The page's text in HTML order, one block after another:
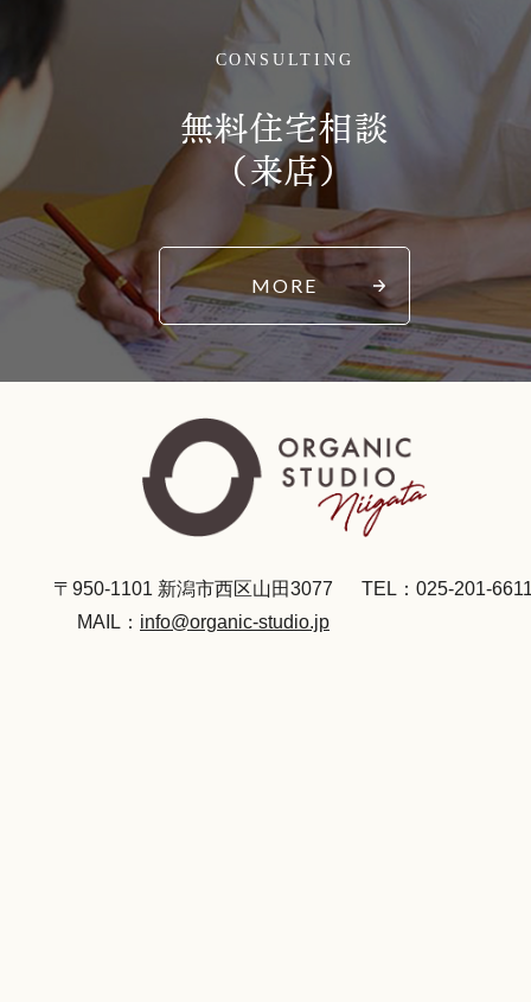
CONSULTING
無料住宅相談
（来店）
MORE
〒950-1101 新潟市西区山田3077
TEL：025-201-
MAIL： info@organic-studio.jp